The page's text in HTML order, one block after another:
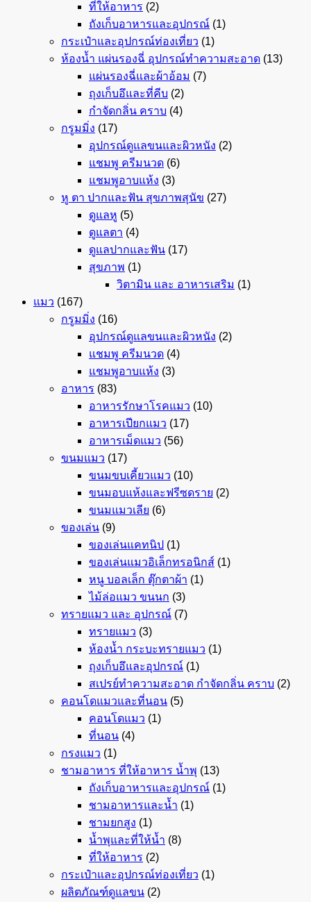
ที่ให้อาหาร (2)
ถังเก็บอาหารและอุปกรณ์ (1)
กระเป๋าและอุปกรณ์ท่องเที่ยว (1)
ห้องน้ำ แผ่นรองฉี่ อุปกรณ์ทำความสะอาด (13)
แผ่นรองฉี่และผ้าอ้อม (7)
ถุงเก็บอึและที่คีบ (2)
กำจัดกลิ่น คราบ (4)
กรูมมิ่ง (17)
อุปกรณ์ดูแลขนและผิวหนัง (2)
แชมพู ครีมนวด (6)
แชมพูอาบแห้ง (3)
หู ตา ปากและฟัน สุขภาพสุนัข (27)
ดูแลหู (5)
ดูแลตา (4)
ดูแลปากและฟัน (17)
สุขภาพ (1)
วิตามิน และ อาหารเสริม (1)
แมว (167)
กรูมมิ่ง (16)
อุปกรณ์ดูแลขนและผิวหนัง (2)
แชมพู ครีมนวด (4)
แชมพูอาบแห้ง (3)
อาหาร (83)
อาหารรักษาโรคแมว (10)
อาหารเปียกแมว (17)
อาหารเม็ดแมว (56)
ขนมแมว (17)
ขนมขบเคี้ยวแมว (10)
ขนมอบแห้งและฟรีซดราย (2)
ขนมแมวเลีย (6)
ของเล่น (9)
ของเล่นแคทนิป (1)
ของเล่นแมวอิเล็กทรอนิกส์ (1)
หนู บอลเล็ก ตุ๊กตาผ้า (1)
ไม้ล่อแมว ขนนก (3)
ทรายแมว และ อุปกรณ์ (7)
ทรายแมว (3)
ห้องน้ำ กระบะทรายแมว (1)
ถุงเก็บอึและอุปกรณ์ (1)
สเปรย์ทำความสะอาด กำจัดกลิ่น คราบ (2)
คอนโดแมวและที่นอน (5)
คอนโดแมว (1)
ที่นอน (4)
กรงแมว (1)
ชามอาหาร ที่ให้อาหาร น้ำพุ (13)
ถังเก็บอาหารและอุปกรณ์ (1)
ชามอาหารและน้ำ (1)
ชามยกสูง (1)
น้ำพุและที่ให้น้ำ (8)
ที่ให้อาหาร (2)
กระเป๋าและอุปกรณ์ท่องเที่ยว (1)
ผลิตภัณฑ์ดูแลขน (2)